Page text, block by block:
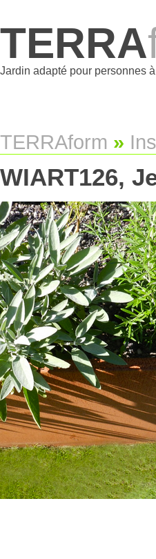
TERRA
Jardin adapté pour personnes
TERRAform »
WIART126,